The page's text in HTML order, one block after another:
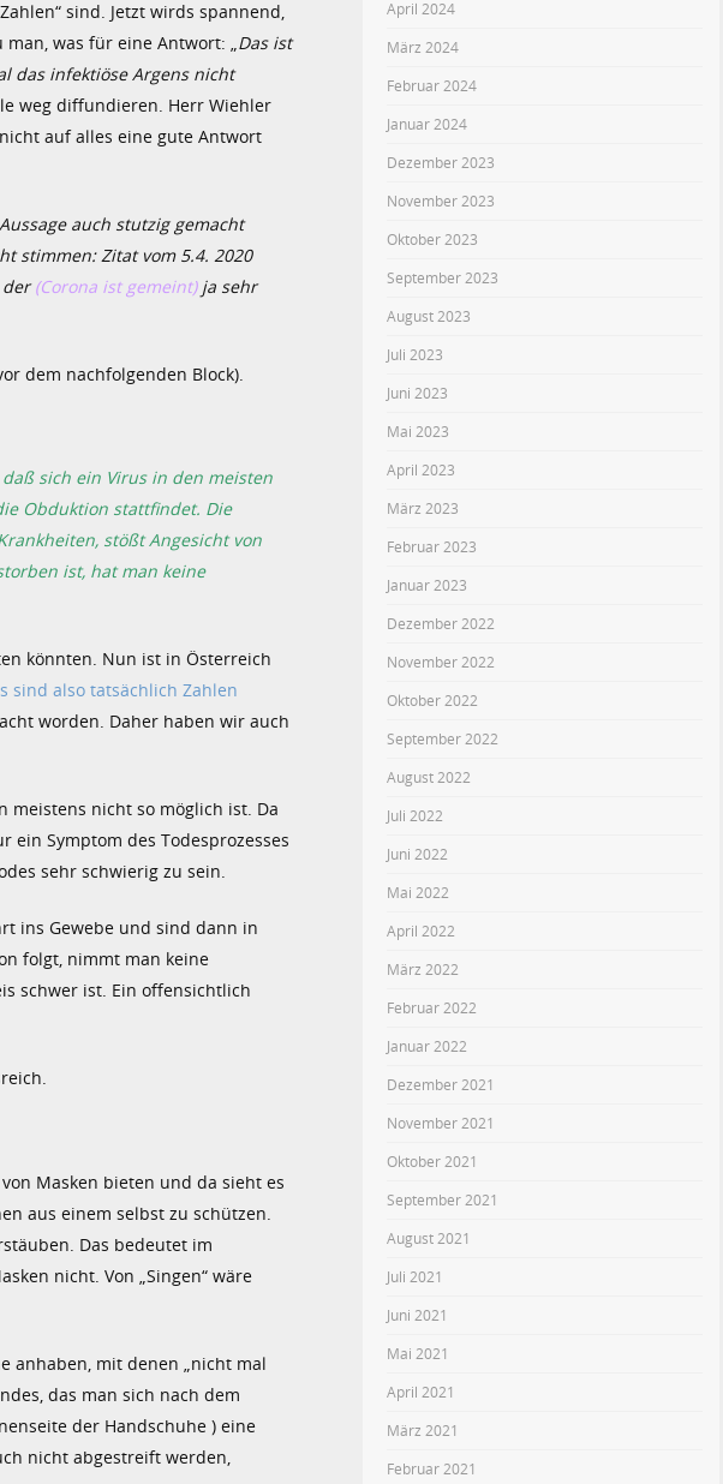
sind. Jetzt wirds spannend,
was für eine Antwort: „Das ist
das infektiöse Argens nicht
weg diffundieren. Herr Wiehler
auf alles eine gute Antwort
auch stutzig gemacht
stimmen: Zitat vom 5.4. 2020
der(Corona ist gemeint)ja sehr
dem nachfolgenden Block).
sich ein Virus in den meisten
Obduktion stattfindet. Die
stößt Angesicht von
ist, hat man keine
könnten. Nun ist in Österreich
sind also tatsächlich Zahlen
worden. Daher haben wir auch
meistens nicht so möglich ist. Da
Symptom des Todesprozesses
sehr schwierig zu sein.
ins Gewebe und sind dann in
folgt, nimmt man keine
schwer ist. Ein offensichtlich
Masken bieten und da sieht es
aus einem selbst zu schützen.
Das bedeutet im
nicht. Von „Singen“ wäre
anhaben, mit denen „nicht mal
das man sich nach dem
der Handschuhe ) eine
nicht abgestreift werden,
April 2024
März 2024
Februar 2024
Januar 2024
Dezember 2023
November 2023
Oktober 2023
September 2023
August 2023
Juli 2023
Juni 2023
Mai 2023
April 2023
März 2023
Februar 2023
Januar 2023
Dezember 2022
November 2022
Oktober 2022
September 2022
August 2022
Juli 2022
Juni 2022
Mai 2022
April 2022
März 2022
Februar 2022
Januar 2022
Dezember 2021
November 2021
Oktober 2021
September 2021
August 2021
Juli 2021
Juni 2021
Mai 2021
April 2021
März 2021
Februar 2021